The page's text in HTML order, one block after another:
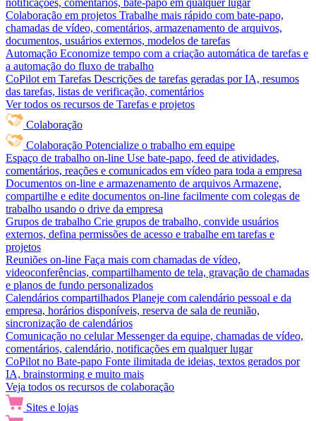
notificações, comentários, bate-papo em qualquer lugar
Colaboração em projetos Trabalhe mais rápido com bate-papo,
chamadas de vídeo, comentários, armazenamento de arquivos,
documentos, usuários externos, modelos de tarefas
Automação Economize tempo com a criação automática de tarefas e
a automação do fluxo de trabalho
CoPilot em Tarefas Descrições de tarefas geradas por IA, resumos
das tarefas, listas de verificação, comentários
Ver todos os recursos de Tarefas e projetos
Colaboração
Colaboração Potencialize o trabalho em equipe
Espaço de trabalho on-line Use bate-papo, feed de atividades,
comentários, reações e comunicados em vídeo para toda a empresa
Documentos on-line e armazenamento de arquivos Armazene,
compartilhe e edite documentos on-line facilmente com colegas de
trabalho usando o drive da empresa
Grupos de trabalho Crie grupos de trabalho, convide usuários
externos, defina permissões de acesso e trabalhe em tarefas e
projetos
Reuniões on-line Faça mais com chamadas de vídeo,
videoconferências, compartilhamento de tela, gravação de chamadas
e planos de fundo personalizados
Calendários compartilhados Planeje com calendário pessoal e da
empresa, horários disponíveis, reserva de sala de reunião,
sincronização de calendários
Comunicação no celular Messenger da equipe, chamadas de vídeo,
comentários, calendário, notificações em qualquer lugar
CoPilot no Bate-papo Fonte ilimitada de ideias, textos gerados por
IA, brainstorming e muito mais
Veja todos os recursos de colaboração
Sites e lojas